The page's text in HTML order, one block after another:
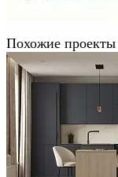
Похожие проекты